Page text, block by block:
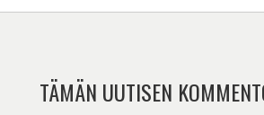
TÄMÄN UUTISEN